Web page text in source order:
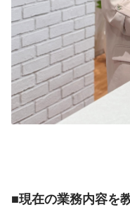
■現在の業務内容を